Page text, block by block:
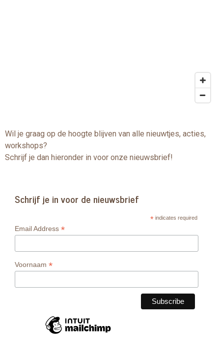
Wil je graag op de hoogte blijven van alle nieuwtjes, acties,
workshops?
Schrijf je dan hieronder in voor onze nieuwsbrief!
Schrijf je in voor de nieuwsbrief
* indicates required
Email Address *
Voornaam *